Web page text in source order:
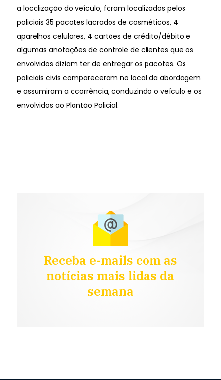
a localização do veículo, foram localizados pelos
policiais 35 pacotes lacrados de cosméticos, 4
aparelhos celulares, 4 cartões de crédito/débito e
algumas anotações de controle de clientes que os
envolvidos diziam ter de entregar os pacotes. Os
policiais civis compareceram no local da abordagem
e assumiram a ocorrência, conduzindo o veículo e os
envolvidos ao Plantão Policial.
Receba e-mails com as
notícias mais lidas da
semana